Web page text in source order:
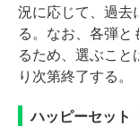
況に応じて、過去
る。なお、各弾と
るため、選ぶこと
り次第終了する。
ハッピーセット